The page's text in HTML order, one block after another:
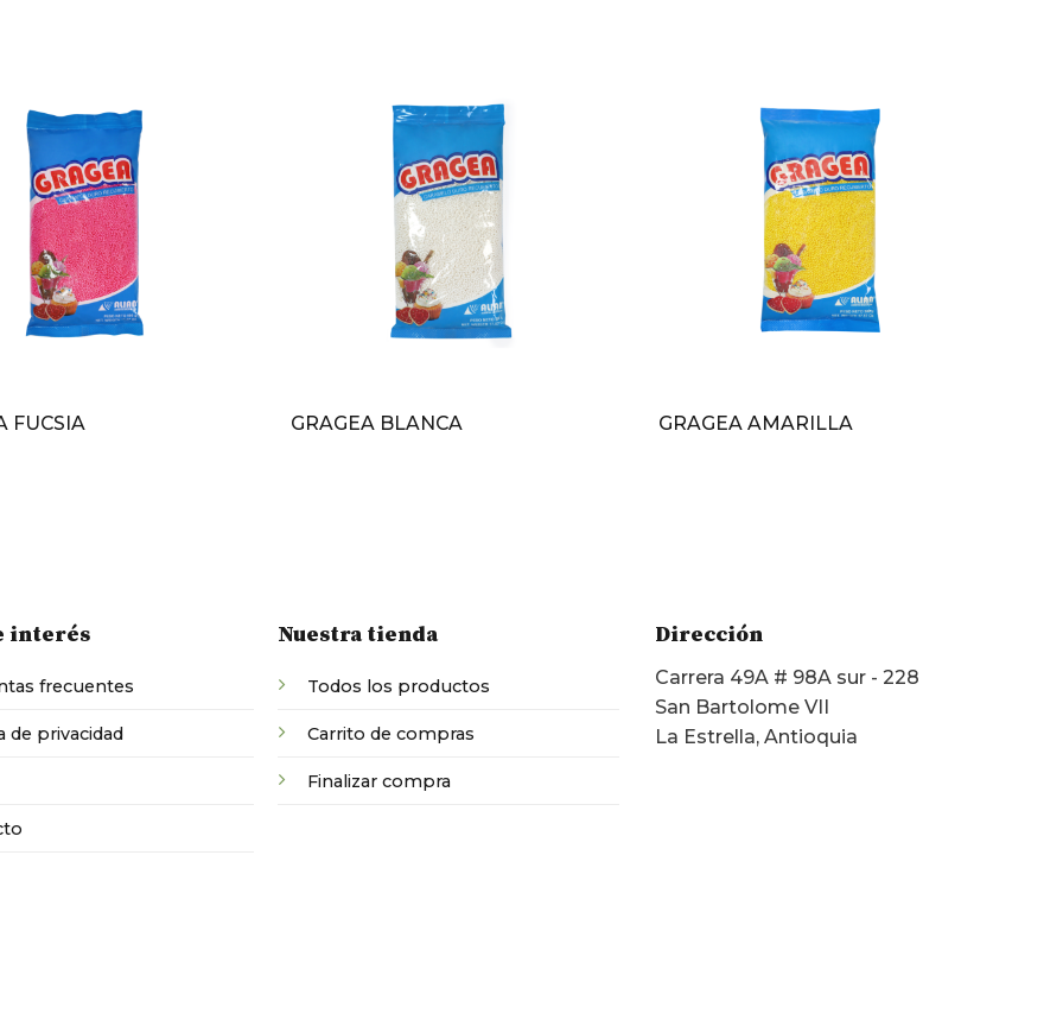
FUCSIA GRAGEA BLANCA GRAGEA AMARILLA
interés
frecuentes
de privacidad
Nuestra tienda
Todos los productos
Carrito de compras
Finalizar compra
Dirección
Carrera 49A # 98A sur - 228
San Bartolome VII
La Estrella, Antioquia